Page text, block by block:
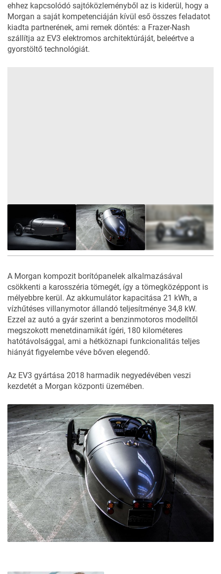
ehhez kapcsolódó sajtóközleményből az is kiderül, hogy a
Morgan a saját kompetenciáján kívül eső összes feladatot
kiadta partnerének, ami remek döntés: a Frazer-Nash
szállítja az EV3 elektromos architektúráját, beleértve a
gyorstöltő technológiát.
A Morgan kompozit borítópanelek alkalmazásával
csökkenti a karosszéria tömegét, így a tömegközéppont is
mélyebbre kerül. Az akkumulátor kapacitása 21 kWh, a
vízhűtéses villanymotor állandó teljesítménye 34,8 kW.
Ezzel az autó a gyár szerint a benzinmotoros modelltől
megszokott menetdinamikát ígéri, 180 kilométeres
hatótávolsággal, ami a hétköznapi funkcionalitás teljes
hiányát figyelembe véve bőven elegendő.
Az EV3 gyártása 2018 harmadik negyedévében veszi
kezdetét a Morgan központi üzemében.